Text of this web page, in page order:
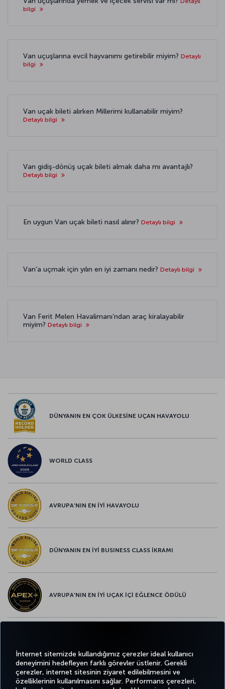
İnternet sitemizde kullandığımız çerezler ideal kullanıcı
deneyimini hedefleyen farklı görevler üstlenir. Gerekli
çerezler, internet sitesinin ziyaret edilebilmesini ve
özelliklerinin kullanılmasını sağlar. Performans çerezleri,
bilgi
Van uçuşlarına evcil hayvanımı getirebilir miyim? Detaylı
bilgi
Van uçak bileti alırken Millerimi kullanabilir miyim?
Detaylı bilgi
Van gidiş-dönüş uçak bileti almak daha mı avantajlı?
Detaylı bilgi
En uygun Van uçak bileti nasıl alınır? Detaylı bilgi
Van’a uçmak için yılın en iyi zamanı nedir? Detaylı bilgi
Van Ferit Melen Havalimanı’ndan araç kiralayabilir
miyim? Detaylı bilgi
DÜNYANIN EN ÇOK ÜLKESİNE UÇAN HAVAYOLU
WORLD CLASS
AVRUPA’NIN EN İYİ HAVAYOLU
DÜNYANIN EN İYİ BUSINESS CLASS İKRAMI
AVRUPA’NIN EN İYİ UÇAK İÇİ EĞLENCE ÖDÜLÜ